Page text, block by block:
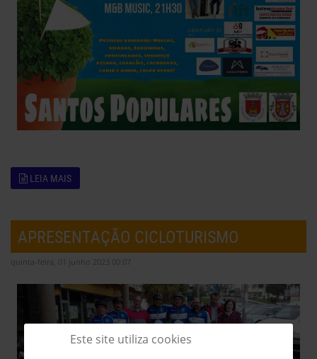
LEIA MAIS
APRESENTAÇÃO CICLOTURISMO
quinta-feira, 01 junho 2023 00:07
Este site utiliza cookies